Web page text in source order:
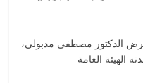
مصطفى مدبولي،
الهيئة العامة